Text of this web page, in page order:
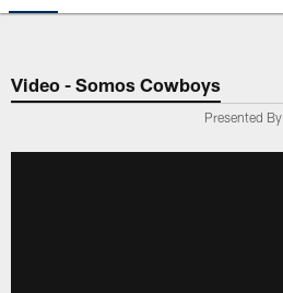
Video - Somos Cowboys
Presented By